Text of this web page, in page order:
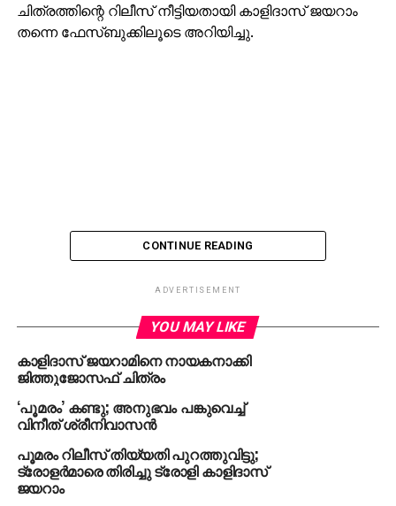
ചിത്രത്തിന്റെ റിലീസ് നീട്ടിയതായി കാളിദാസ് ജയറാം
തന്നെ ഫേസ്ബുക്കിലൂടെ അറിയിച്ചു.
CONTINUE READING
ADVERTISEMENT
YOU MAY LIKE
കാളിദാസ് ജയറാമിനെ നായകനാക്കി
ജിത്തുജോസഫ് ചിത്രം
‘പൂമരം’ കണ്ടു; അനുഭവം പങ്കുവെച്ച്
വിനീത് ശ്രീനിവാസന്‍
പൂമരം റിലീസ് തിയ്യതി പുറത്തുവിട്ടു;
ട്രോളര്‍മാരെ തിരിച്ചു ട്രോളി കാളിദാസ്
ജയറാം